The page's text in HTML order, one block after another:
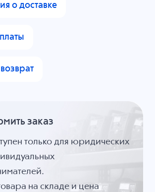
о доставке
заказ
только для юридических
на складе и цена